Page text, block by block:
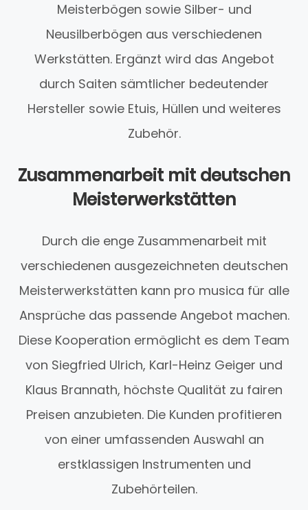
Meisterbögen sowie Silber- und
Neusilberbögen aus verschiedenen
Werkstätten. Ergänzt wird das Angebot
durch Saiten sämtlicher bedeutender
Hersteller sowie Etuis, Hüllen und weiteres
Zubehör.
Zusammenarbeit mit deutschen
Meisterwerkstätten
Durch die enge Zusammenarbeit mit
verschiedenen ausgezeichneten deutschen
Meisterwerkstätten kann pro musica für alle
Ansprüche das passende Angebot machen.
Diese Kooperation ermöglicht es dem Team
von Siegfried Ulrich, Karl-Heinz Geiger und
Klaus Brannath, höchste Qualität zu fairen
Preisen anzubieten. Die Kunden profitieren
von einer umfassenden Auswahl an
erstklassigen Instrumenten und
Zubehörteilen.